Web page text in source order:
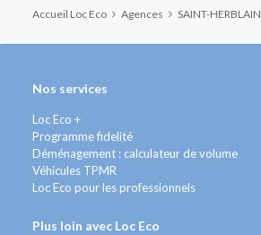
Accueil Loc Eco Agences SAINT-HERBLAIN
Nos services
Loc Eco +
Programme fidelité
Déménagement : calculateur de volume
Véhicules TPMR
Loc Eco pour les professionnels
Plus loin avec Loc Eco